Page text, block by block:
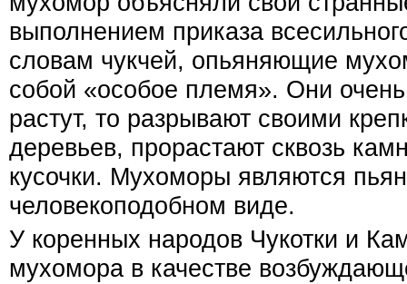
выполнением приказа
словам чукчей, опьяняющие
собой «особое племя». Они
растут, то разрывают своими
деревьев, прорастают сквозь
кусочки. Мухоморы являются
человекоподобном виде.
У коренных народов Чукотки и
мухомора в качестве